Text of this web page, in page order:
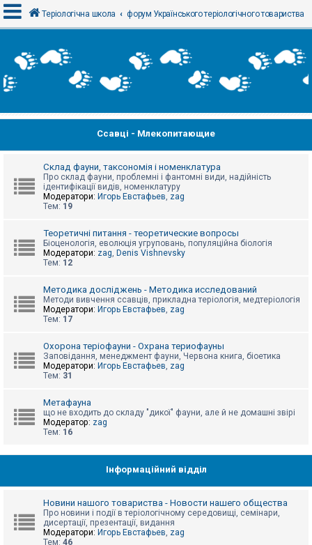
х
і
т
р
а
б
е
д
п
о
е
й
А
и
т
Теріологічна школа форум Українського теріологічного товариства
Ссавці - Млекопитающие
Склад фауни, таксономія і номенклатура
Про склад фауни, проблемні і фантомні види, надійність
ідентифікації видів, номенклатуру
Модератори: Игорь Евстафьев, zag
Тем: 19
Теоретичні питання - теоретические вопросы
Біоценологія, еволюція угруповань, популяційна біологія
Модератори: zag, Denis Vishnevsky
Тем: 12
Методика досліджень - Методика исследований
Методи вивчення ссавців, прикладна теріологія, медтеріологія
Модератори: Игорь Евстафьев, zag
Тем: 17
Охорона теріофауни - Охрана териофауны
Заповідання, менеджмент фауни, Червона книга, біоетика
Модератори: Игорь Евстафьев, zag
Тем: 31
Метафауна
що не входить до складу "дикої" фауни, але й не домашні звірі
Модератор: zag
Тем: 16
Інформаційний відділ
Новини нашого товариства - Новости нашего общества
Про новини і події в теріологічному середовищі, семінари,
дисертації, презентації, видання
Модератори: Игорь Евстафьев, zag
Тем: 46